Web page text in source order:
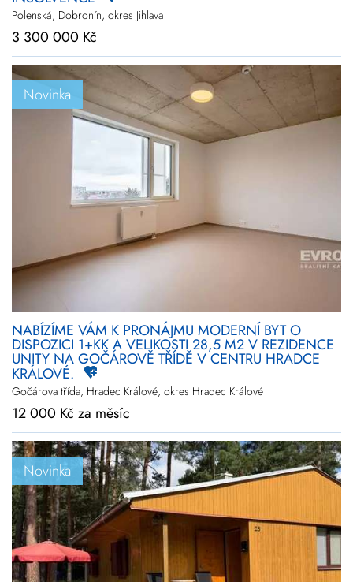
Polenská, Dobronín, okres Jihlava
3 300 000 Kč
Novinka
NABÍZÍME VÁM K PRONÁJMU MODERNÍ BYT O
DISPOZICI 1+KK A VELIKOSTI 28,5 M2 V REZIDENCE
UNITY NA GOČÁROVĚ TŘÍDĚ V CENTRU HRADCE
KRÁLOVÉ.
Gočárova třída, Hradec Králové, okres Hradec Králové
12 000 Kč za měsíc
Novinka